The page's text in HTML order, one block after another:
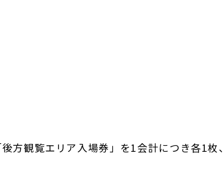
方観覧エリア入場券」を1会計につき各1枚、